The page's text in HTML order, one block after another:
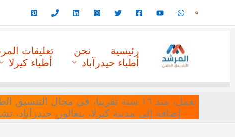
البحث
رئيسية نحن تعليقات
أطباء حيدرآباد
أطباء كيرلا
نعمل، منذ ١٦ سنة تقريبا، في مجال
إضافة إلى مدينة كيرلا، بنغالور،